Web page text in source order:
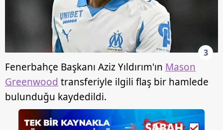
3
Fenerbahçe Başkanı Aziz Yıldırım'ın Mason
Greenwood transferiyle ilgili flaş bir hamlede
bulunduğu kaydedildi.